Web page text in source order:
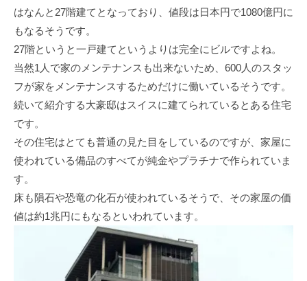
はなんと27階建てとなっており、値段は日本円で1080億円に
もなるそうです。
27階というと一戸建てというよりは完全にビルですよね。
当然1人で家のメンテナンスも出来ないため、600人のスタッ
フが家をメンテナンスするためだけに働いているそうです。
続いて紹介する大豪邸はスイスに建てられているとある住宅
です。
その住宅はとても普通の見た目をしているのですが、家屋に
使われている備品のすべてが純金やプラチナで作られていま
す。
床も隕石や恐竜の化石が使われているそうで、その家屋の価
値は約1兆円にもなるといわれています。